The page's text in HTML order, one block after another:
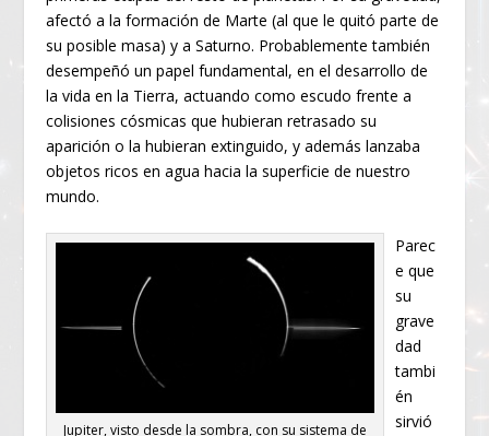
afectó a la formación de Marte (al que le quitó parte de
su posible masa) y a Saturno. Probablemente también
desempeñó un papel fundamental, en el desarrollo de
la vida en la Tierra, actuando como escudo frente a
colisiones cósmicas que hubieran retrasado su
aparición o la hubieran extinguido, y además lanzaba
objetos ricos en agua hacia la superficie de nuestro
mundo.
Jupiter, visto desde la sombra, con su sistema de
Parec
e que
su
grave
dad
tambi
én
sirvió